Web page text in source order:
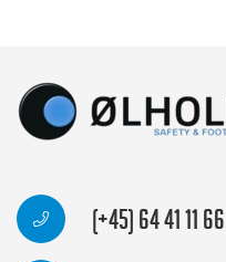
(+45) 64 41 11 66